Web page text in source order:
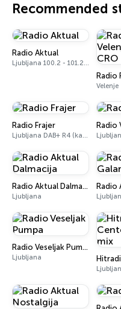
Recommended
Radio Aktual
Ljubljana 100.2 - 101.2 FM
Velenje
Radio Frajer
Ljubljana DAB+ R4 (kanal 5A in 6C)
Radio
Radio Aktual Dalmacija
Ljubljana
Radio
Radio Veseljak Pumpa
Ljubljana